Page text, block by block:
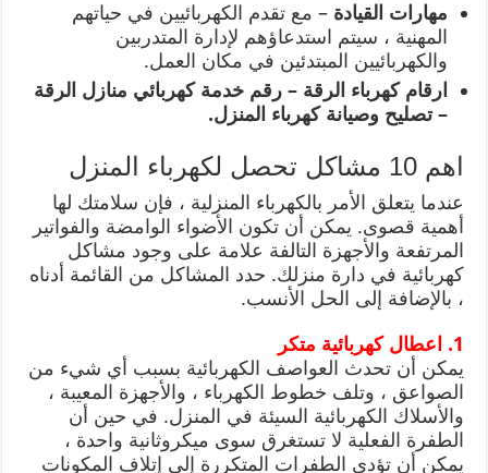
مهارات القيادة – مع تقدم الكهربائيين في حياتهم
المهنية ، سيتم استدعاؤهم لإدارة المتدربين
والكهربائيين المبتدئين في مكان العمل.
ارقام كهرباء الرقة – رقم خدمة كهربائي منازل الرقة
– تصليح وصيانة كهرباء المنزل.
اهم 10 مشاكل تحصل لكهرباء المنزل
عندما يتعلق الأمر بالكهرباء المنزلية ، فإن سلامتك لها
أهمية قصوى. يمكن أن تكون الأضواء الوامضة والفواتير
المرتفعة والأجهزة التالفة علامة على وجود مشاكل
كهربائية في دارة منزلك. حدد المشاكل من القائمة أدناه
، بالإضافة إلى الحل الأنسب.
1. اعطال كهربائية متكر
يمكن أن تحدث العواصف الكهربائية بسبب أي شيء من
الصواعق ، وتلف خطوط الكهرباء ، والأجهزة المعيبة ،
والأسلاك الكهربائية السيئة في المنزل. في حين أن
الطفرة الفعلية لا تستغرق سوى ميكروثانية واحدة ،
يمكن أن تؤدي الطفرات المتكررة إلى إتلاف المكونات